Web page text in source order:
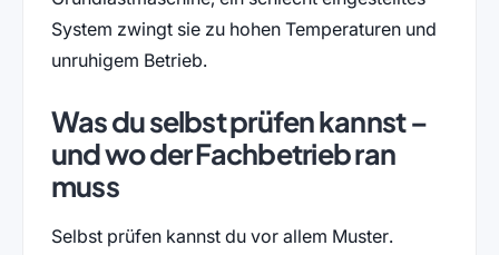
System zwingt sie zu hohen Temperaturen und
unruhigem Betrieb.
Was du selbst prüfen kannst –
und wo der Fachbetrieb ran
muss
Selbst prüfen kannst du vor allem Muster.